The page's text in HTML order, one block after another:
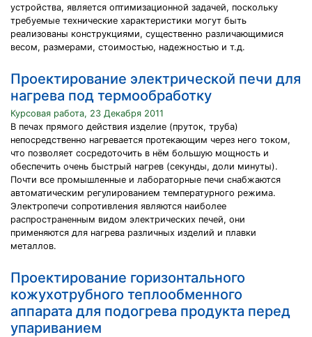
устройства, является оптимизационной задачей, поскольку
требуемые технические характеристики могут быть
реализованы конструкциями, существенно различающимися
весом, размерами, стоимостью, надежностью и т.д.
Проектирование электрической печи для
нагрева под термообработку
Курсовая работа, 23 Декабря 2011
В печах прямого действия изделие (пруток, труба)
непосредственно нагревается протекающим через него током,
что позволяет сосредоточить в нём большую мощность и
обеспечить очень быстрый нагрев (секунды, доли минуты).
Почти все промышленные и лабораторные печи снабжаются
автоматическим регулированием температурного режима.
Электропечи сопротивления являются наиболее
распространенным видом электрических печей, они
применяются для нагрева различных изделий и плавки
металлов.
Проектирование горизонтального
кожухотрубного теплообменного
аппарата для подогрева продукта перед
упариванием